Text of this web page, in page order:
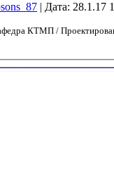
| Дата: 28.1.17
КТМП /